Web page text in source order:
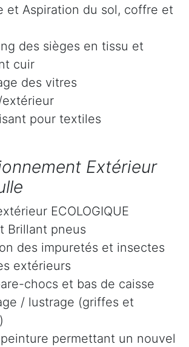
et Aspiration du sol, coffre et
des sièges en tissu et
cuir
des vitres
pour textiles
Extérieur
ECOLOGIQUE
Brillant pneus
des impuretés et insectes
extérieurs
chocs et bas de caisse
/ lustrage (griffes et
permettant un nouvel